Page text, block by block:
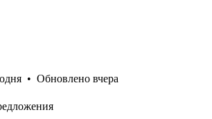
• Обновлено вчера